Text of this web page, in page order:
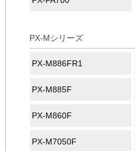
PX-Mシリーズ
PX-M886FR1
PX-M885F
PX-M860F
PX-M7050F